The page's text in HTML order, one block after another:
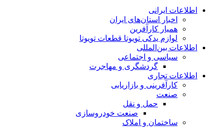
اطلاعات‌ ‎ایرانی
اخبار استان‌های ایران
همیار کارآفرین
لوازم یدکی تویوتا قطعات تویوتا
اطلاعات بین‌المللی
سیاسی و اجتماعی
گردشگری و مهاجرت
اطلاعات تجاری
کارآفرینی و بازاریابی
صنعت
حمل و نقل
صنعت خودروسازی
ساختمان و املاک